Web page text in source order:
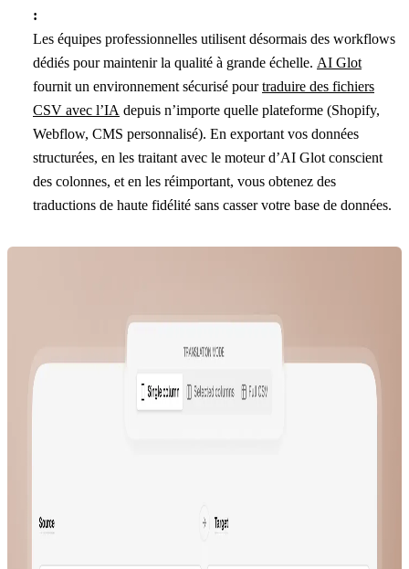
:
Les équipes professionnelles utilisent désormais des workflows
dédiés pour maintenir la qualité à grande échelle. AI Glot
fournit un environnement sécurisé pourtraduire des fichiers
CSV avec l’IA depuis n’importe quelle plateforme (Shopify,
Webflow, CMS personnalisé). En exportant vos données
structurées, en les traitant avec le moteur d’AI Glot conscient
des colonnes, et en les réimportant, vous obtenez des
traductions de haute fidélité sans casser votre base de données.